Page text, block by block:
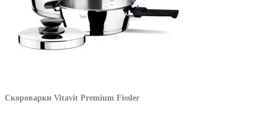
Скороварки Vitavit Premium Fissler